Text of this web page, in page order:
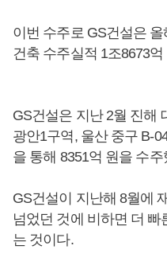
이번 수주로 GS건설은
건축 수주실적 1조8673
GS건설은 지난 2월 진해
광안1구역, 울산 중구 B-
을 통해 8351억 원을 수주
GS건설이 지난해 8월에
넘었던 것에 비하면 더
는 것이다.